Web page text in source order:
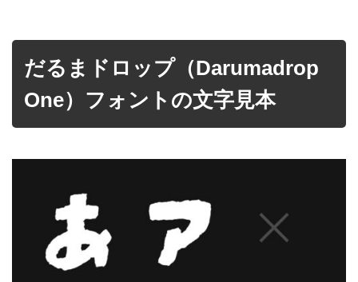
だるまドロップ（Darumadrop
One）フォントの文字見本